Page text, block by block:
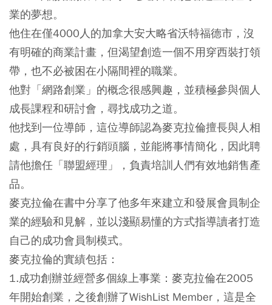
業的夢想。
他住在僅4000人的加拿大安大略省沃特福德市，沒
有明確的商業計畫，但渴望創造一個不用穿西裝打領
帶，也不必被困在小隔間裡的職業。
他對「網路創業」的概念很感興趣，並積極參與個人
成長課程和研討會，尋找成功之道。
他找到一位導師，這位導師認為麥克拉倫擅長與人相
處，具有良好的行銷頭腦，並能將事情簡化，因此聘
請他擔任「聯盟經理」，負責培訓人們有效地銷售產
品。
麥克拉倫在書中分享了他多年來建立和發展會員制企
業的經驗和見解，並以淺顯易懂的方式指導讀者打造
自己的成功會員制模式。
麥克拉倫的實績包括：
1.成功創辦並經營多個線上事業：麥克拉倫在2005
年開始創業，之後創辦了WishList Member，這是全